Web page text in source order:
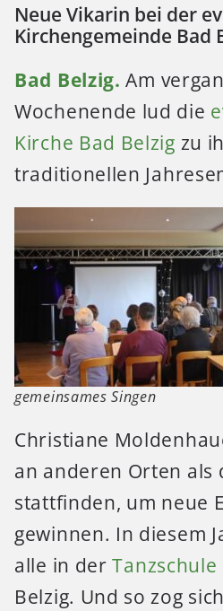
Neue Vikarin bei der
Kirchengemeinde Bad
Bad Belzig. Am
Wochenende lud die
Kirche Bad Belzig zu
traditionellen
gemeinsames Singen
Christiane
an anderen Orten als
stattfinden, um neue
gewinnen. In diesem
alle in der
Belzig. Und so zog